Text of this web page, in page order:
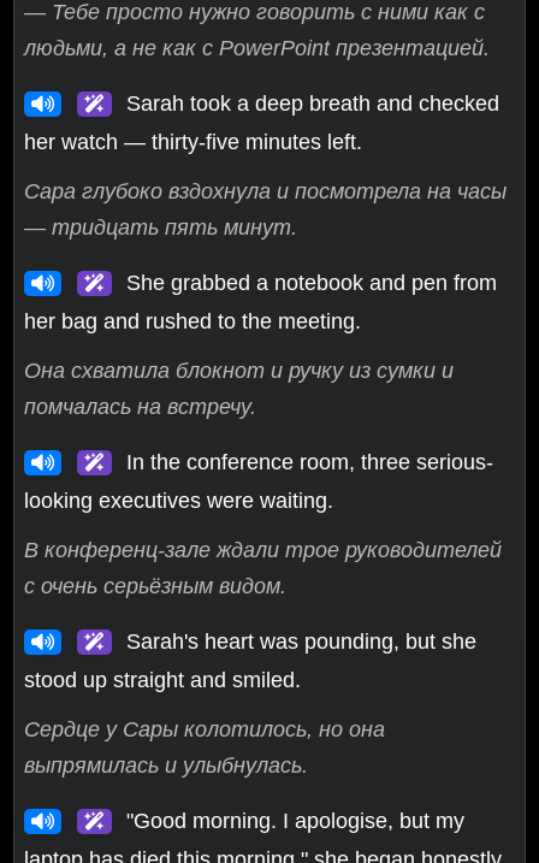
— Тебе просто нужно говорить с ними как с
людьми, а не как с PowerPoint презентацией.
Sarah took a deep breath and checked
her watch — thirty-five minutes left.
Сара глубоко вздохнула и посмотрела на часы
— тридцать пять минут.
She grabbed a notebook and pen from
her bag and rushed to the meeting.
Она схватила блокнот и ручку из сумки и
помчалась на встречу.
In the conference room, three serious-
looking executives were waiting.
В конференц-зале ждали трое руководителей
с очень серьёзным видом.
Sarah's heart was pounding, but she
stood up straight and smiled.
Сердце у Сары колотилось, но она
выпрямилась и улыбнулась.
"Good morning. I apologise, but my